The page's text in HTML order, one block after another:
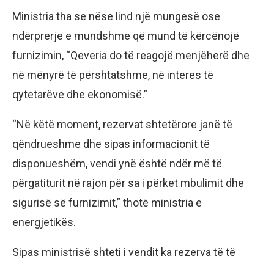
Ministria tha se nëse lind një mungesë ose
ndërprerje e mundshme që mund të kërcënojë
furnizimin, “Qeveria do të reagojë menjëherë dhe
në mënyrë të përshtatshme, në interes të
qytetarëve dhe ekonomisë.”
“Në këtë moment, rezervat shtetërore janë të
qëndrueshme dhe sipas informacionit të
disponueshëm, vendi ynë është ndër më të
përgatiturit në rajon për sa i përket mbulimit dhe
sigurisë së furnizimit,” thotë ministria e
energjetikës.
Sipas ministrisë shteti i vendit ka rezerva të të